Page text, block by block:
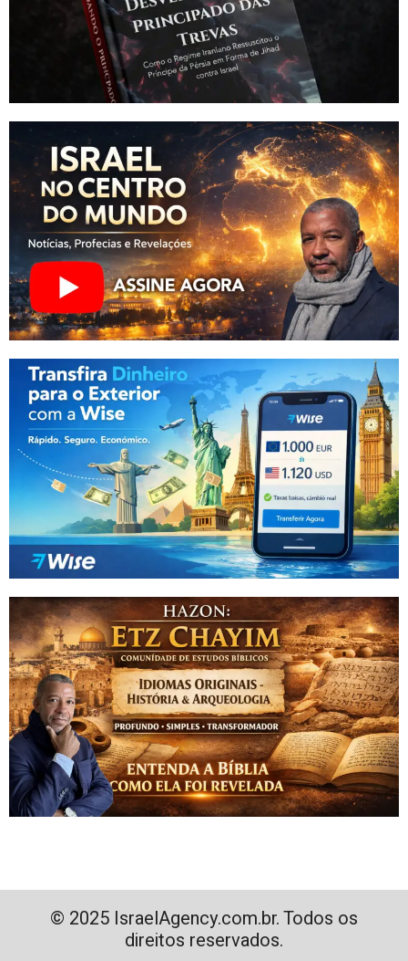
© 2025 IsraelAgency.com.br. Todos os
direitos reservados.